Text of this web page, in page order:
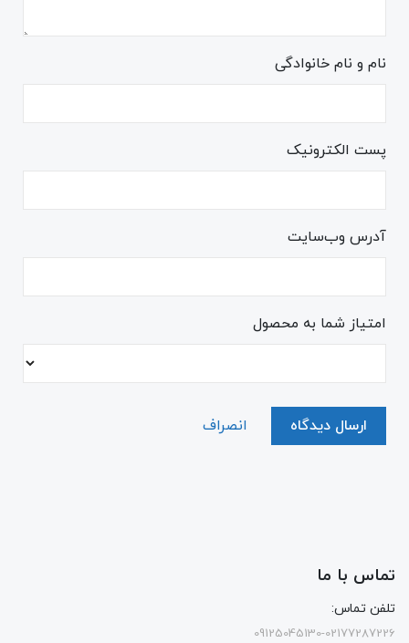
نام و نام خانوادگی
پست الکترونیک
آدرس وب‌سایت
امتیاز شما به محصول
ارسال دیدگاه انصراف
تماس با ما
تلفن تماس:
09125045130-02177287226